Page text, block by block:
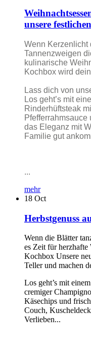
unsere
Wenn Kerzenlicht
Tannenzweigen
kulinarische
Kochbox wird
Lass dich von
Los geht’s mit
Rinderhüftsteak
Pfefferrahmsauce
das Eleganz mit
Familie gut
...
mehr
18 Oct
Herbstgenuss
Wenn die Blätter
es Zeit für
Kochbox Unsere
Teller und machen
Los geht’s mit
cremiger
Käsechips und
Couch,
Verlieben...